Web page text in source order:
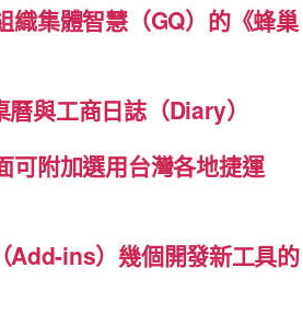
織集體智慧（GQ）的《蜂巢
與工商日誌（Diary）
可附加選用台灣各地捷運
ins）幾個開發新工具的